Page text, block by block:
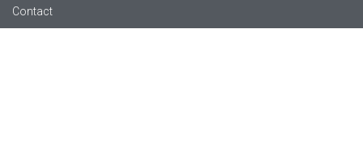
Contact